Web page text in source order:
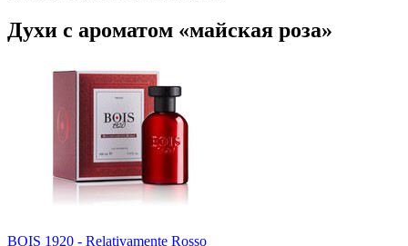
Духи с ароматом «майская роза»
BOIS 1920 - Relativamente Rosso